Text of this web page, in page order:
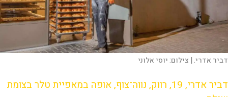
דביר אדרי. | צילום:יוסי אלוני
דביר אדרי, 19, רווק, נווה־צוף, אופה במאפיית טלר בצומת